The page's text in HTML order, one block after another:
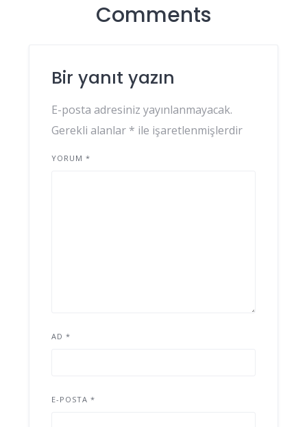
Comments
Bir yanıt yazın
E-posta adresiniz yayınlanmayacak.
Gerekli alanlar * ile işaretlenmişlerdir
YORUM *
AD *
E-POSTA *